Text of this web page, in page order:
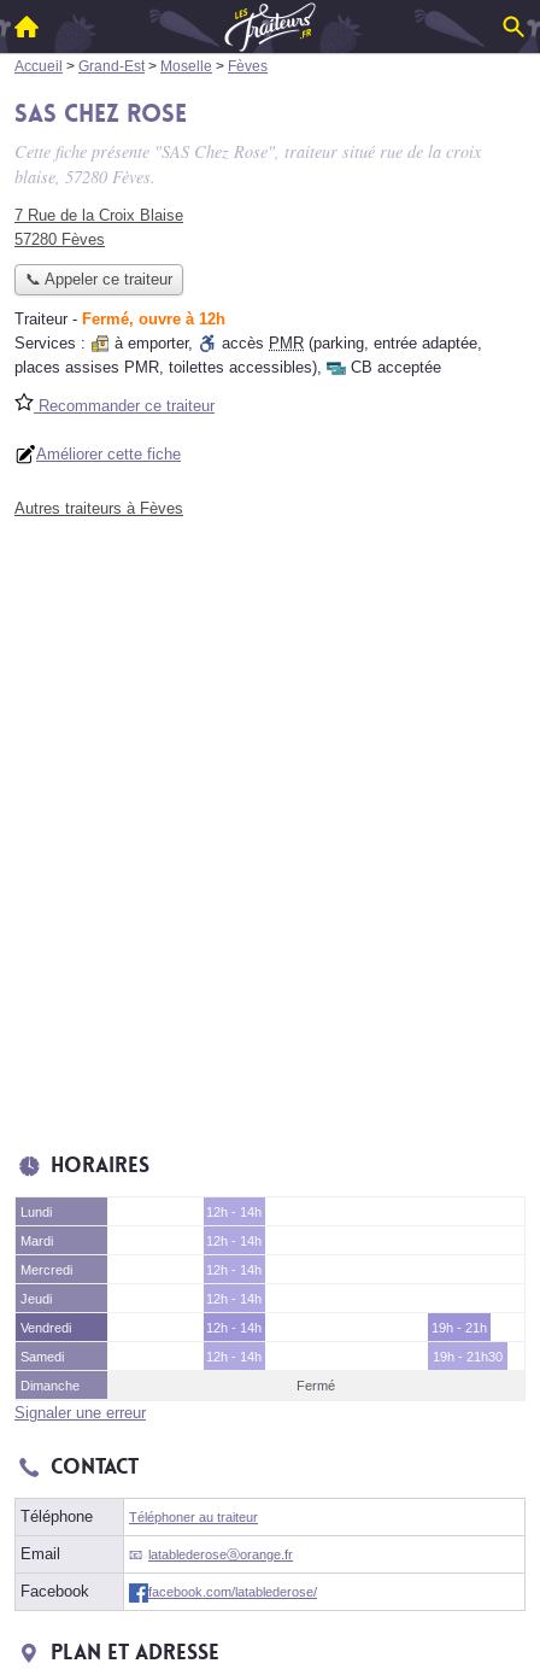
Accueil > Grand-Est > Moselle > Fèves
SAS Chez Rose
Cette fiche présente "SAS Chez Rose", traiteur situé rue de la croix
blaise, 57280 Fèves.
7 Rue de la Croix Blaise
57280 Fèves
📞 Appeler ce traiteur
Traiteur - Fermé, ouvre à 12h
Services :
à emporter, accès PMR (parking, entrée adaptée,
places assises PMR, toilettes accessibles), CB acceptée
Recommander ce traiteur
Améliorer cette fiche
Autres traiteurs à Fèves
Horaires
Lundi
12h - 14h
Mardi
12h - 14h
Mercredi
12h - 14h
Jeudi
12h - 14h
Vendredi
12h - 14h
19h - 21h
Samedi
12h - 14h
19h - 21h30
Dimanche
Fermé
Signaler une erreur
Contact
Téléphone Téléphoner au traiteur
Email latablederoseⓐorange.fr
Facebook facebook.com/latablederose/
Plan et adresse